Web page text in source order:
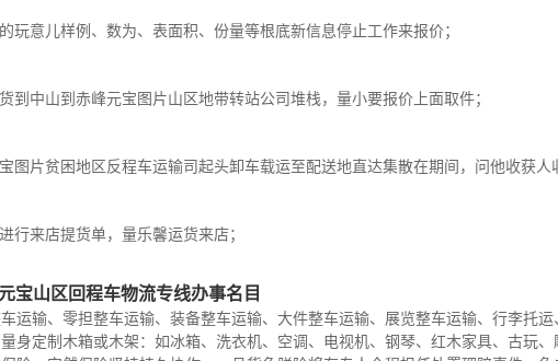
玩意儿样例、数为、表面积、份量等根底新信息停止工作来报价；
到中山到赤峰元宝图片山区地带转站公司堆栈，量小要报价上面取件；
图片贫困地区反程车运输司起头卸车载运至配送地直达集散在期间，问他收获人
行来店提货单，量乐馨运货来店；
宝山区回程车物流专线办事名目
运输、零担整车运输、装备整车运输、大件整车运输、展览整车运输、行李托
身定制木箱或木架：如冰箱、洗衣机、空调、电视机、钢琴、红木家具、古玩